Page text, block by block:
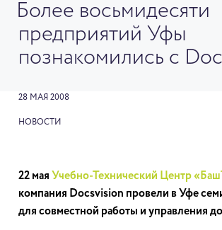
Более восьмидесяти
предприятий Уфы
познакомились с
28 МАЯ 2008
НОВОСТИ
22 мая Учебно-Технический Центр
компания Docsvision провели в Уфе
для совместной работы и управления